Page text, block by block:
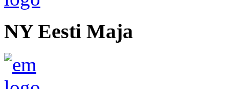
NY Eesti Maja